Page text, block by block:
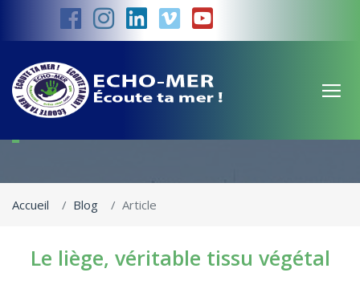
Le liège, véritable tissu végétal
Accueil Blog Article
Le liège, véritable tissu végétal